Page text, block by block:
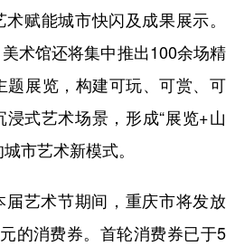
赋能城市快闪及成果展示。
术馆还将集中推出100余场精
题展览，构建可玩、可赏、可
式艺术场景，形成“展览+山
市艺术新模式。
艺术节期间，重庆市将发放
的消费券。首轮消费券已于5